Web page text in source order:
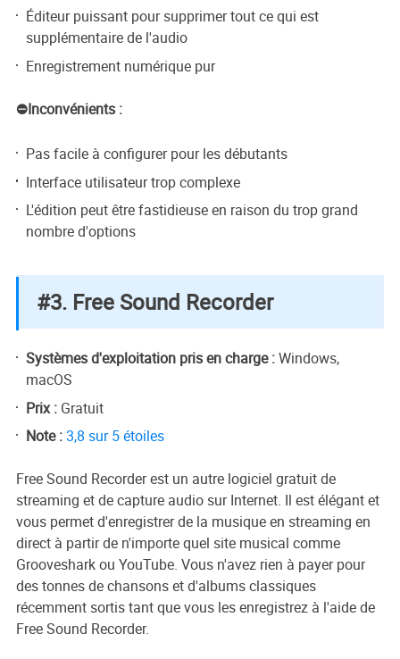
Éditeur puissant pour supprimer tout ce qui est
supplémentaire de l'audio
Enregistrement numérique pur
⛔Inconvénients :
Pas facile à configurer pour les débutants
Interface utilisateur trop complexe
L'édition peut être fastidieuse en raison du trop grand
nombre d'options
#3. Free Sound Recorder
Systèmes d'exploitation pris en charge :Windows,
macOS
Prix : Gratuit
Note :3,8 sur 5 étoiles
Free Sound Recorder est un autre logiciel gratuit de
streaming et de capture audio sur Internet. Il est élégant et
vous permet d'enregistrer de la musique en streaming en
direct à partir de n'importe quel site musical comme
Grooveshark ou YouTube. Vous n'avez rien à payer pour
des tonnes de chansons et d'albums classiques
récemment sortis tant que vous les enregistrez à l'aide de
Free Sound Recorder.